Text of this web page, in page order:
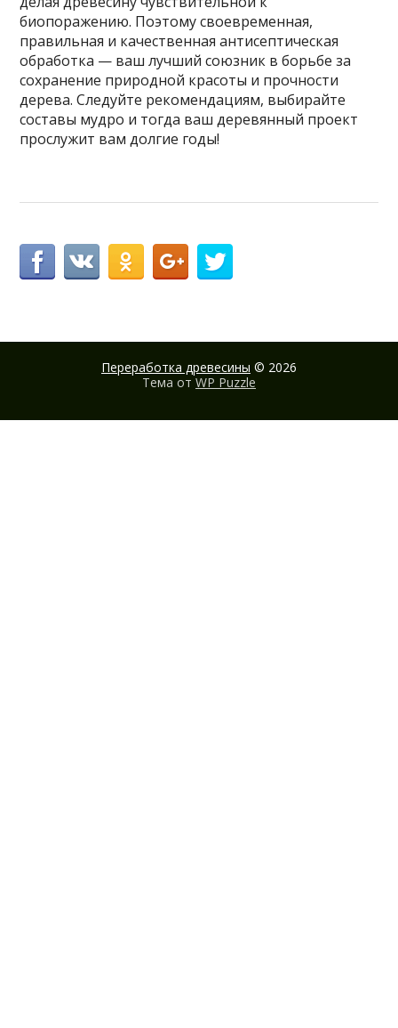
биопоражению. Поэтому своевременная,
правильная и качественная антисептическая
обработка — ваш лучший союзник в борьбе за
сохранение природной красоты и прочности
дерева. Следуйте рекомендациям, выбирайте
составы мудро и тогда ваш деревянный проект
прослужит вам долгие годы!
Переработка древесины © 2026
Тема от WP Puzzle